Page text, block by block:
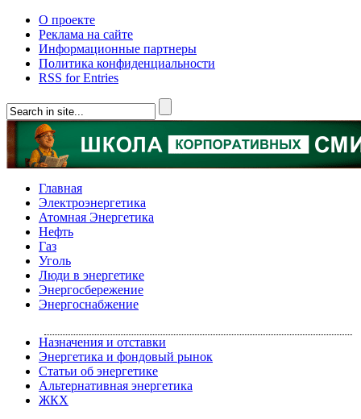
О проекте
Реклама на сайте
Информационные партнеры
Политика конфиденциальности
RSS for Entries
Главная
Электроэнергетика
Атомная Энергетика
Нефть
Газ
Уголь
Люди в энергетике
Энергосбережение
Энергоснабжение
Назначения и отставки
Энергетика и фондовый рынок
Статьи об энергетике
Альтернативная энергетика
ЖКХ